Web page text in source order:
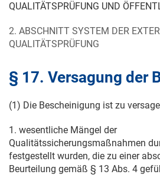
QUALITÄTSPRÜFUNG UND
2. ABSCHNITT SYSTEM DER
QUALITÄTSPRÜFUNG
§ 17. Versagung der
(1) Die Bescheinigung ist zu
1. wesentliche Mängel der
Qualitätssicherungsmaßnahmen
festgestellt wurden, die zu einer
Beurteilung gemäß § 13 Abs. 4